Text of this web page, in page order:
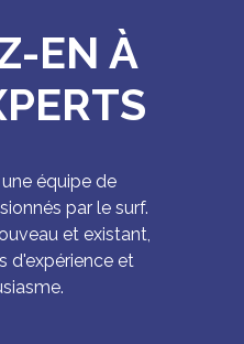
EN À
équipe de
par le surf.
et existant,
d'expérience et